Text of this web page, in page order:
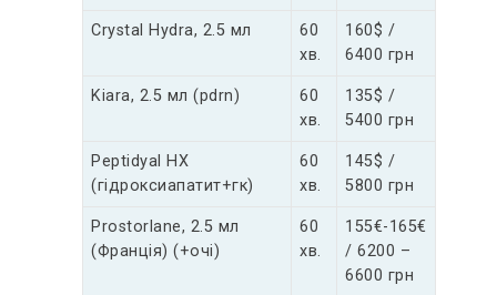
Crystal Hydra, 2.5 мл
60
хв.
160$ /
6400 грн
Kiara, 2.5 мл (pdrn)
60
хв.
135$ /
5400 грн
Peptidyal HX
(гідроксиапатит+гк)
60
хв.
145$ /
5800 грн
Prostorlane, 2.5 мл
(Франція) (+очі)
60
хв.
155€-165€
/ 6200 –
6600 грн